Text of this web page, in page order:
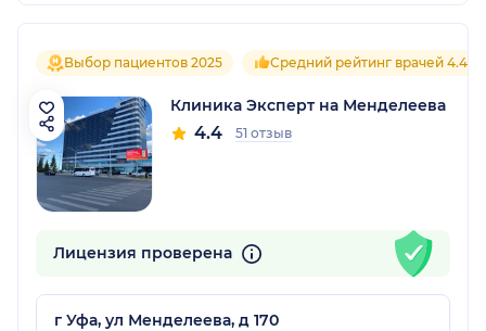
Выбор пациентов 2025 Средний рейтинг врачей 4.4
Клиника Эксперт на Менделеева
4.4 51 отзыв
Лицензия проверена
г Уфа, ул Менделеева, д 170